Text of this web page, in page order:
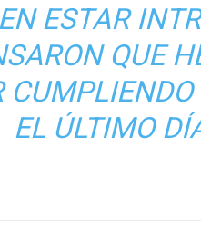
ESTAR
QUE
EL ÚLTIMO